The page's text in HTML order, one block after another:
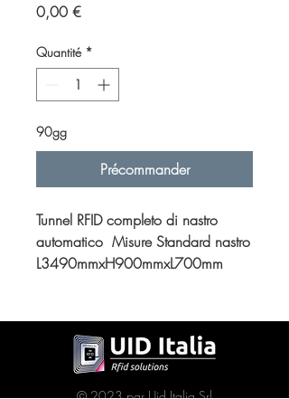
0,00 €Prix
Quantité *
90gg
Précommander
Tunnel RFID completo di nastro
automatico Misure Standard nastro
L3490mmxH900mmxL700mm